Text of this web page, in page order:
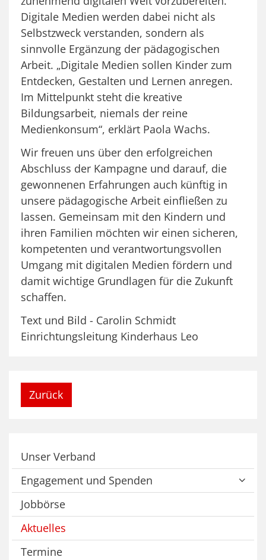
Digitale Medien werden dabei nicht als
Selbstzweck verstanden, sondern als
sinnvolle Ergänzung der pädagogischen
Arbeit. „Digitale Medien sollen Kinder zum
Entdecken, Gestalten und Lernen anregen.
Im Mittelpunkt steht die kreative
Bildungsarbeit, niemals der reine
Medienkonsum“, erklärt Paola Wachs.
Wir freuen uns über den erfolgreichen
Abschluss der Kampagne und darauf, die
gewonnenen Erfahrungen auch künftig in
unsere pädagogische Arbeit einfließen zu
lassen. Gemeinsam mit den Kindern und
ihren Familien möchten wir einen sicheren,
kompetenten und verantwortungsvollen
Umgang mit digitalen Medien fördern und
damit wichtige Grundlagen für die Zukunft
schaffen.
Text und Bild - Carolin Schmidt
Einrichtungsleitung Kinderhaus Leo
Zurück
Unser Verband
Engagement und Spenden
Jobbörse
Aktuelles
Termine